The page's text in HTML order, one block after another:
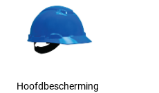
Hoofdbescherming